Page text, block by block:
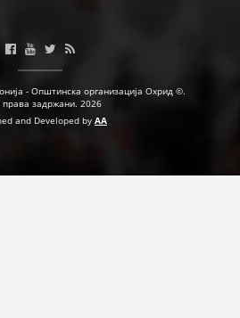
- Општинска организација Охрид ©.
права задржани. 2026
and Developed by AA